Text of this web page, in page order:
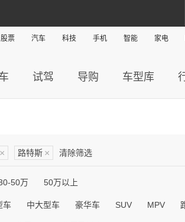
股票 汽车 科技 手机 智能 家电
试驾 导购 车型库
× 路特斯 × 清除筛选
50万 50万以上
车 中大型车 豪华车 SUV MPV